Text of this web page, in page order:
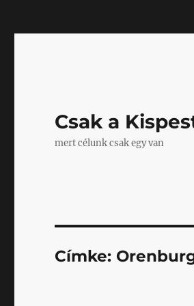
Csak a
mert célunk csak egy van
Címke: